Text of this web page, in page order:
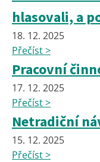
hlasovali, a
18. 12. 2025
Přečíst >
Pracovní
17. 12. 2025
Přečíst >
Netradiční
15. 12. 2025
Přečíst >